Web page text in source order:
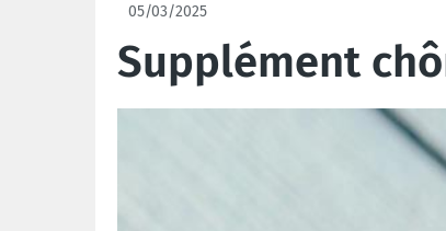
05/03/2025
Supplément